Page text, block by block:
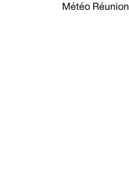
Météo Réunion